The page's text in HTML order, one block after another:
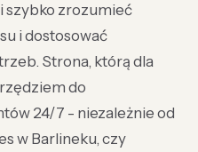
szybko zrozumieć
i dostosować
Strona, którą dla
do
24/7 - niezależnie od
w Barlineku, czy